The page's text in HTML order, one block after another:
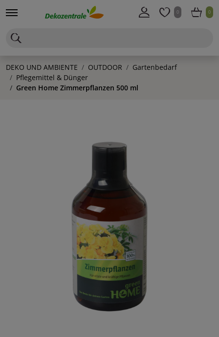
0 0
DEKO UND AMBIENTE OUTDOOR
Gartenbedarf
Pflegemittel & Dünger
Green Home Zimmerpflanzen 500 ml